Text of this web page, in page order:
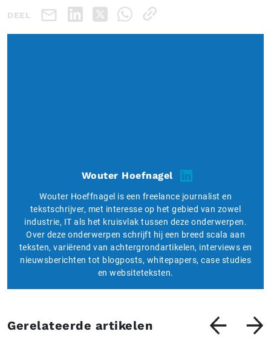
DEEL
Wouter Hoefnagel
Wouter Hoeffnagel is een freelance journalist en
tekstschrijver, met interesse op het gebied van zowel
industrie, IT als het kruisvlak tussen deze onderwerpen.
Over deze onderwerpen schrijft hij een breed scala aan
teksten, variërend van achtergrondartikelen, interviews en
nieuwsberichten tot blogposts, whitepapers, case studies
en websiteteksten.
Gerelateerde artikelen